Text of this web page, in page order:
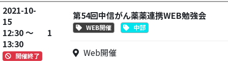
2021-10-
15
12:30 ～
13:30
開催終了
1
第54回中信がん薬薬連携WEB勉強会
WEB開催 中部
Web開催